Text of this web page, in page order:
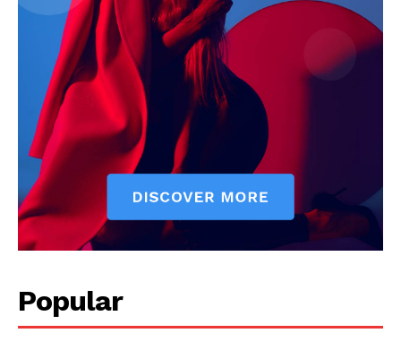
News Week
Popular